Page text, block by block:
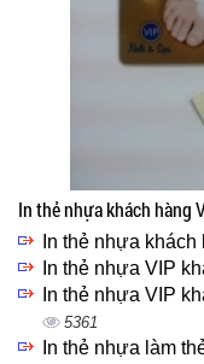
In thẻ nhựa khách hàng
In thẻ nhựa
In thẻ nhựa VIP
In thẻ nhựa VIP
5361
In thẻ nhựa làm